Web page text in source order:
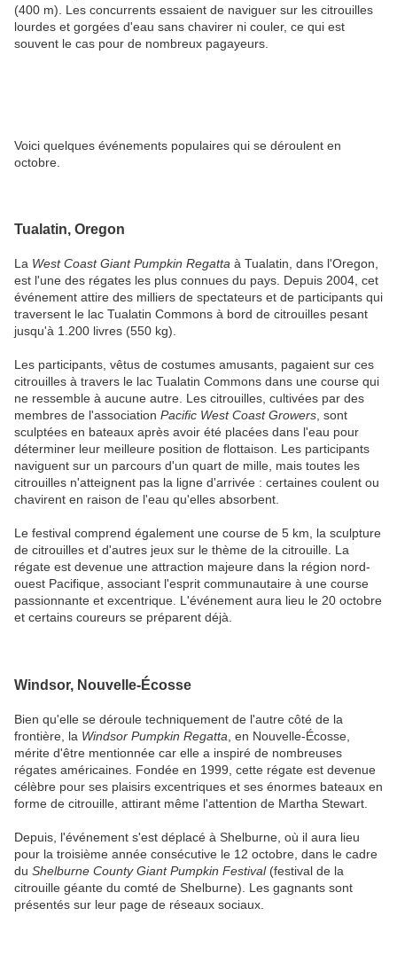
(400 m). Les concurrents essaient de naviguer sur les citrouilles
lourdes et gorgées d'eau sans chavirer ni couler, ce qui est
souvent le cas pour de nombreux pagayeurs.
Voici quelques événements populaires qui se déroulent en
octobre.
Tualatin, Oregon
La West Coast Giant Pumpkin Regatta à Tualatin, dans l'Oregon,
est l'une des régates les plus connues du pays. Depuis 2004, cet
événement attire des milliers de spectateurs et de participants qui
traversent le lac Tualatin Commons à bord de citrouilles pesant
jusqu'à 1.200 livres (550 kg).
Les participants, vêtus de costumes amusants, pagaient sur ces
citrouilles à travers le lac Tualatin Commons dans une course qui
ne ressemble à aucune autre. Les citrouilles, cultivées par des
membres de l'association Pacific West Coast Growers, sont
sculptées en bateaux après avoir été placées dans l'eau pour
déterminer leur meilleure position de flottaison. Les participants
naviguent sur un parcours d'un quart de mille, mais toutes les
citrouilles n'atteignent pas la ligne d'arrivée : certaines coulent ou
chavirent en raison de l'eau qu'elles absorbent.
Le festival comprend également une course de 5 km, la sculpture
de citrouilles et d'autres jeux sur le thème de la citrouille. La
régate est devenue une attraction majeure dans la région nord-
ouest Pacifique, associant l'esprit communautaire à une course
passionnante et excentrique. L'événement aura lieu le 20 octobre
et certains coureurs se préparent déjà.
Windsor, Nouvelle-Écosse
Bien qu'elle se déroule techniquement de l'autre côté de la
frontière, la Windsor Pumpkin Regatta , en Nouvelle-Écosse,
mérite d'être mentionnée car elle a inspiré de nombreuses
régates américaines. Fondée en 1999, cette régate est devenue
célèbre pour ses plaisirs excentriques et ses énormes bateaux en
forme de citrouille, attirant même l'attention de Martha Stewart.
Depuis, l'événement s'est déplacé à Shelburne, où il aura lieu
pour la troisième année consécutive le 12 octobre, dans le cadre
du Shelburne County Giant Pumpkin Festival(festival de la
citrouille géante du comté de Shelburne). Les gagnants sont
présentés sur leur page de réseaux sociaux.